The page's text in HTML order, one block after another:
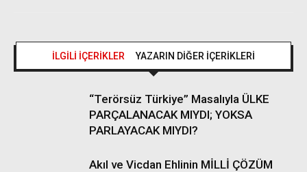
İLGİLİ İÇERİKLER YAZARIN DİĞER İÇERİKLERİ
“Terörsüz Türkiye” Masalıyla ÜLKE
PARÇALANACAK MIYDI; YOKSA
PARLAYACAK MIYDI?
Akıl ve Vicdan Ehlinin MİLLİ ÇÖZÜM